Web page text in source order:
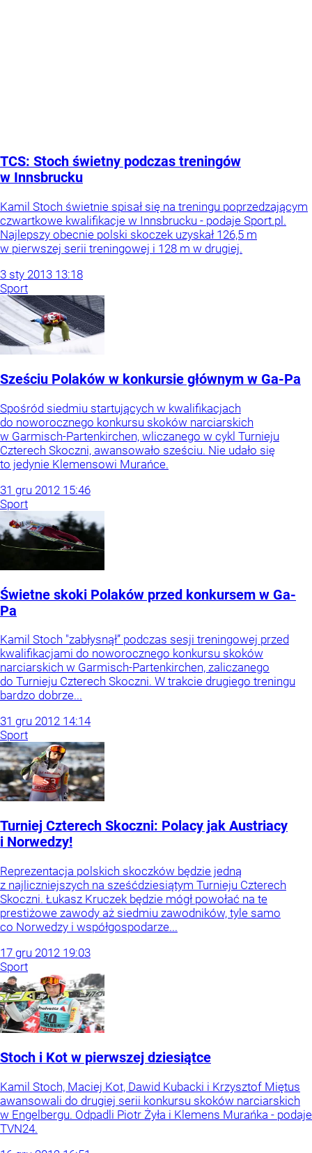
TCS: Stoch świetny podczas treningów
w Innsbrucku
Kamil Stoch świetnie spisał się na treningu poprzedzającym
czwartkowe kwalifikacje w Innsbrucku - podaje Sport.pl.
Najlepszy obecnie polski skoczek uzyskał 126,5 m
w pierwszej serii treningowej i 128 m w drugiej.
3 sty 2013 13:18
Sport
Sześciu Polaków w konkursie głównym w Ga-Pa
Spośród siedmiu startujących w kwalifikacjach
do noworocznego konkursu skoków narciarskich
w Garmisch-Partenkirchen, wliczanego w cykl Turnieju
Czterech Skoczni, awansowało sześciu. Nie udało się
to jedynie Klemensowi Murańce.
31 gru 2012 15:46
Sport
Świetne skoki Polaków przed konkursem w Ga-
Pa
Kamil Stoch "zabłysnął” podczas sesji treningowej przed
kwalifikacjami do noworocznego konkursu skoków
narciarskich w Garmisch-Partenkirchen, zaliczanego
do Turnieju Czterech Skoczni. W trakcie drugiego treningu
bardzo dobrze...
31 gru 2012 14:14
Sport
Turniej Czterech Skoczni: Polacy jak Austriacy
i Norwedzy!
Reprezentacja polskich skoczków będzie jedną
z najliczniejszych na sześćdziesiątym Turnieju Czterech
Skoczni. Łukasz Kruczek będzie mógł powołać na te
prestiżowe zawody aż siedmiu zawodników, tyle samo
co Norwedzy i współgospodarze...
17 gru 2012 19:03
Sport
Stoch i Kot w pierwszej dziesiątce
Kamil Stoch, Maciej Kot, Dawid Kubacki i Krzysztof Miętus
awansowali do drugiej serii konkursu skoków narciarskich
w Engelbergu. Odpadli Piotr Żyła i Klemens Murańka - podaje
TVN24.